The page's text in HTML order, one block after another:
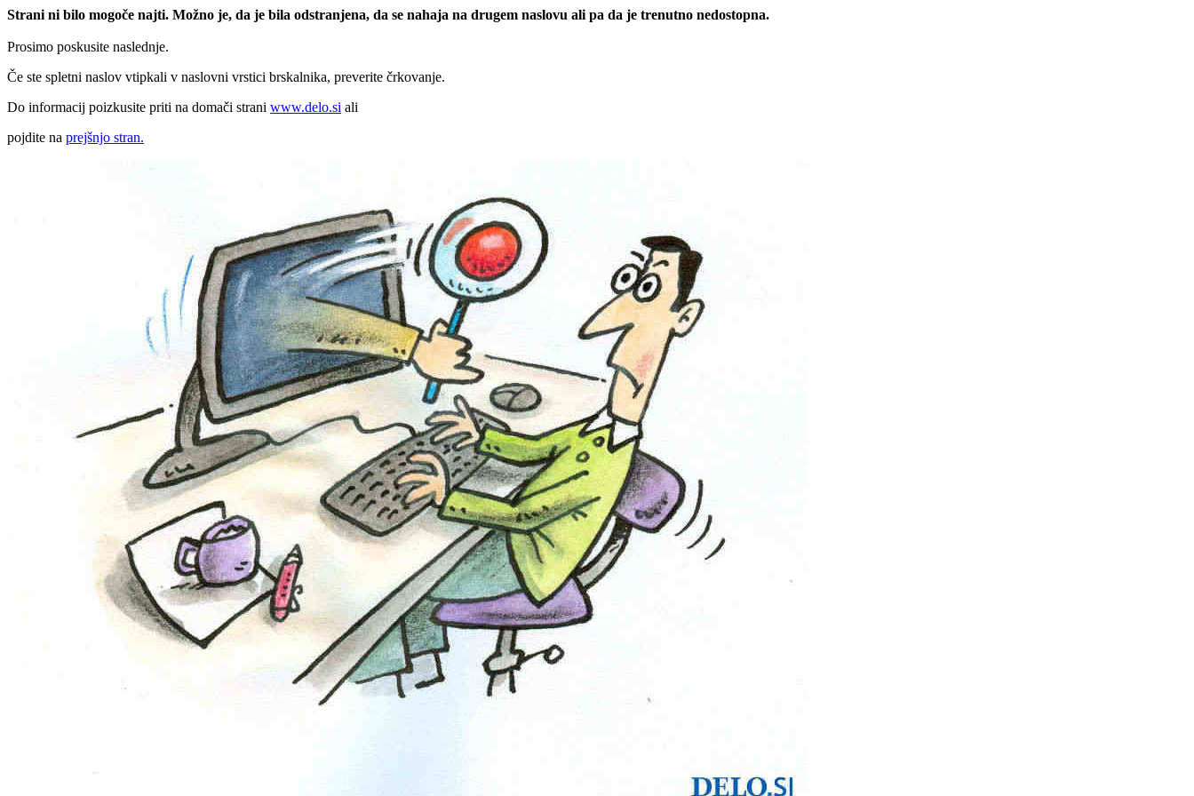
Strani ni bilo mogoče najti. Možno je, da je bila odstranjena, da se nahaja na drugem naslovu ali pa da je trenutno nedostopna.
Prosimo poskusite naslednje.
Če ste spletni naslov vtipkali v naslovni vrstici brskalnika, preverite črkovanje.
Do informacij poizkusite priti na domači strani www.delo.si ali
pojdite na prejšnjo stran.